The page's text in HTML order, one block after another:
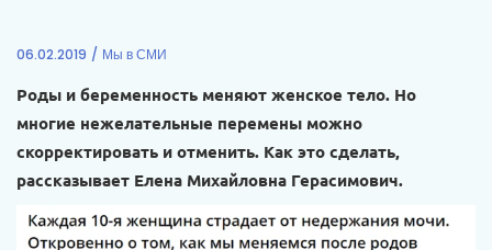
06.02.2019 Мы в СМИ
Роды и беременность меняют женское тело. Но
многие нежелательные перемены можно
скорректировать и отменить. Как это сделать,
рассказывает Елена Михайловна Герасимович.